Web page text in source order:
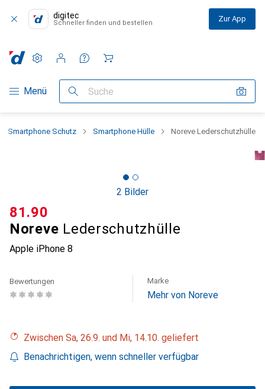
digitec
Schneller finden und bestellen Zur App
Navigation nach Kategorien
Menü Suche
Einstellungen
Kundenkonto
Vergleichslisten
Merklisten
Warenkorb
Smartphone Schutz Smartphone Hülle Noreve Lederschutzhülle
2 Bilder
Noreve Lederschutzhülle
Apple iPhone 8
CHF
81.90
Bewertungen Marke
Mehr von Noreve
Zwischen Sa, 26.9. und Mi, 14.10. geliefert
Benachrichtigen, wenn schneller verfügbar